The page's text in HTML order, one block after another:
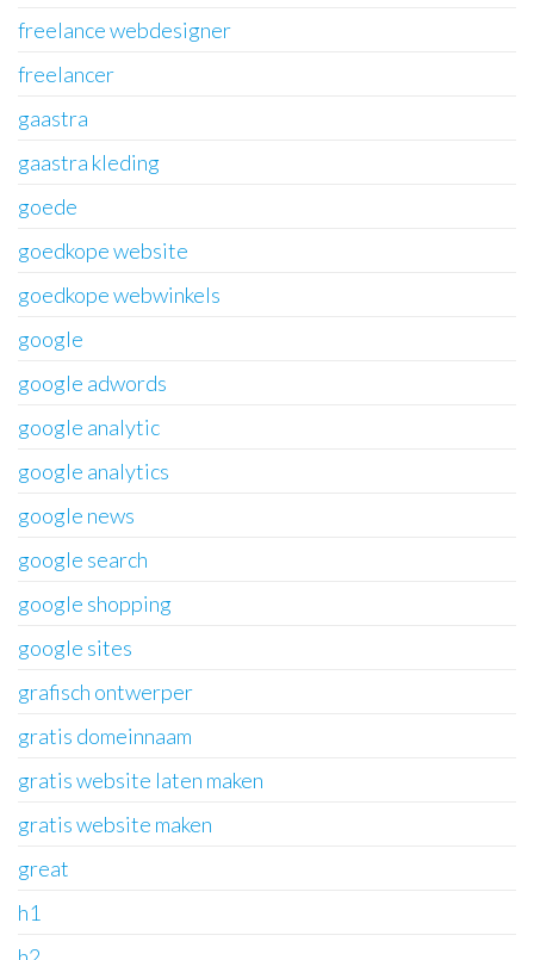
freelance webdesigner
freelancer
gaastra
gaastra kleding
goede
goedkope website
goedkope webwinkels
google
google adwords
google analytic
google analytics
google news
google search
google shopping
google sites
grafisch ontwerper
gratis domeinnaam
gratis website laten maken
gratis website maken
great
h1